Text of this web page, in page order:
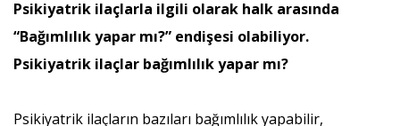
Psikiyatrik ilaçlarla ilgili olarak halk arasında
“Bağımlılık yapar mı?” endişesi olabiliyor.
Psikiyatrik ilaçlar bağımlılık yapar mı?
Psikiyatrik ilaçların bazıları bağımlılık yapabilir,